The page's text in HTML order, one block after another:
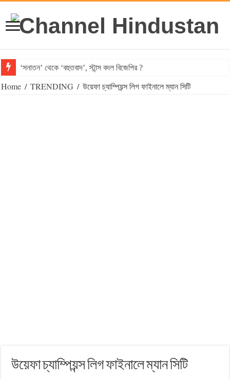
‘সনাতন’ থেকে ‘বহুতবাদ’, স্টান্স বদল বিজেপির ?
Home / TRENDING / উয়েফা চ্যাম্পিয়ন্স লিগ ফাইনালে ম্যান সিটি
উয়েফা চ্যাম্পিয়ন্স লিগ ফাইনালে ম্যান সিটি